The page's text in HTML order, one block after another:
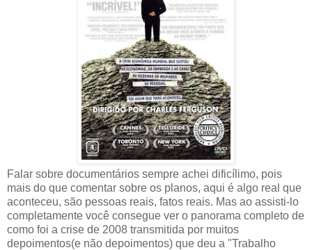
Falar sobre documentários sempre achei dificílimo, pois
mais do que comentar sobre os planos, aqui é algo real que
aconteceu, são pessoas reais, fatos reais. Mas ao assisti-lo
completamente você consegue ver o panorama completo de
como foi a crise de 2008 transmitida por muitos
depoimentos(e não depoimentos) que deu a "Trabalho